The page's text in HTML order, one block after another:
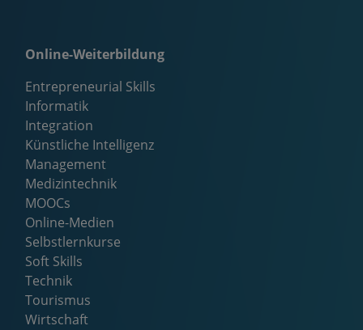
Online-Weiterbildung
Entrepreneurial Skills
Informatik
Integration
Künstliche Intelligenz
Management
Medizintechnik
MOOCs
Online-Medien
Selbstlernkurse
Soft Skills
Technik
Tourismus
Wirtschaft